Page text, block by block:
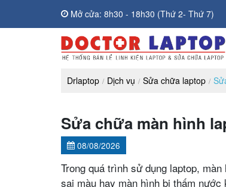
Mở cửa: 8h30 - 18h30 (Thứ 2- Thứ 7)
Drlaptop Dịch vụ Sửa chữa laptop
Sửa chữa màn hình
08/08/2026
Trong quá trình sử dụng laptop,
sai màu hay màn hình bị thấm